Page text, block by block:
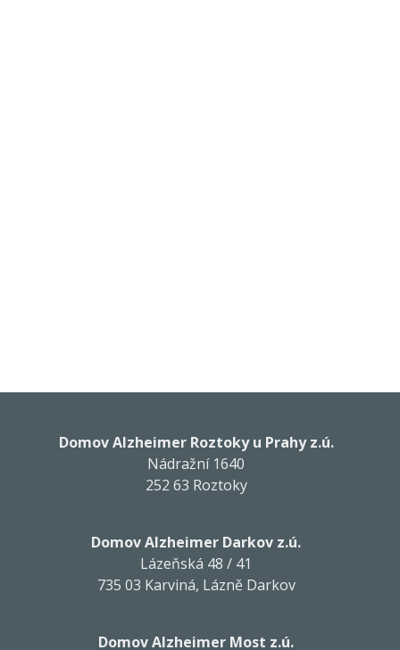
Domov Alzheimer Roztoky u Prahy z.ú.
Nádražní 1640
252 63 Roztoky
Domov Alzheimer Darkov z.ú.
Lázeňská 48 / 41
735 03 Karviná, Lázně Darkov
Domov Alzheimer Most z.ú.